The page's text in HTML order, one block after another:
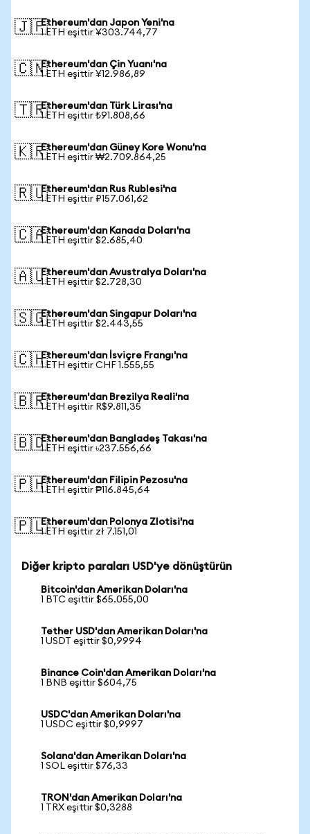
🇯🇵Ethereum'dan Japon Yeni'na
1 ETH eşittir ¥303.744,77
🇨🇳Ethereum'dan Çin Yuanı'na
1 ETH eşittir ¥12.986,89
🇹🇷Ethereum'dan Türk Lirası'na
1 ETH eşittir ₺91.808,66
🇰🇷Ethereum'dan Güney Kore Wonu'na
1 ETH eşittir ₩2.709.864,25
🇷🇺Ethereum'dan Rus Rublesi'na
1 ETH eşittir ₽157.061,62
🇨🇦Ethereum'dan Kanada Doları'na
1 ETH eşittir $2.685,40
🇦🇺Ethereum'dan Avustralya Doları'na
1 ETH eşittir $2.728,30
🇸🇬Ethereum'dan Singapur Doları'na
1 ETH eşittir $2.443,55
🇨🇭Ethereum'dan İsviçre Frangı'na
1 ETH eşittir CHF 1.555,55
🇧🇷Ethereum'dan Brezilya Reali'na
1 ETH eşittir R$9.811,35
🇧🇩Ethereum'dan Bangladeş Takası'na
1 ETH eşittir ৳237.556,66
🇵🇭Ethereum'dan Filipin Pezosu'na
1 ETH eşittir ₱116.845,64
🇵🇱Ethereum'dan Polonya Zlotisi'na
1 ETH eşittir zł 7.151,01
Diğer kripto paraları USD'ye dönüştürün
Bitcoin'dan Amerikan Doları'na
1 BTC eşittir $65.055,00
Tether USD'dan Amerikan Doları'na
1 USDT eşittir $0,9994
Binance Coin'dan Amerikan Doları'na
1 BNB eşittir $604,75
USDC'dan Amerikan Doları'na
1 USDC eşittir $0,9997
Solana'dan Amerikan Doları'na
1 SOL eşittir $76,33
TRON'dan Amerikan Doları'na
1 TRX eşittir $0,3288